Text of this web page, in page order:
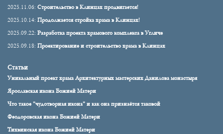
2025.11.06: Строительство в Клинцах продвигается!
2025.10.14: Продолжается стройка храма в Клинцах!
2025.09.22: Разработка проекта храмового комплекса в Угличе
2025.09.18: Проектирование и строительство храма в Клинцах
Статьи
Уникальный проект храма Архитектурных мастерских Данилова монастыря
Ярославская икона Божией Матери
Что такое "чудотворная икона" и как она признаётся таковой
Феодоровская икона Божией Матери
Тихвинская икона Божией Матери